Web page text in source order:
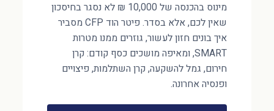
מינוס בהכנסה של 10,000 ₪ לא נסגר בחיסכון
שאין לכם, אלא בסדר. פיטר הוד CFP מסביר
איך בונים חזון לעשור, גוזרים ממנו מטרות
SMART, ומאיפה מושכים כסף קודם: קרן
חירום, גמל להשקעה, קרן השתלמות, פיצויים
ופנסיה אחרונה.